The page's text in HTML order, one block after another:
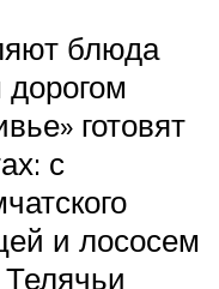
блюда
дорогом
готовят
с
и лососем
Телячьи